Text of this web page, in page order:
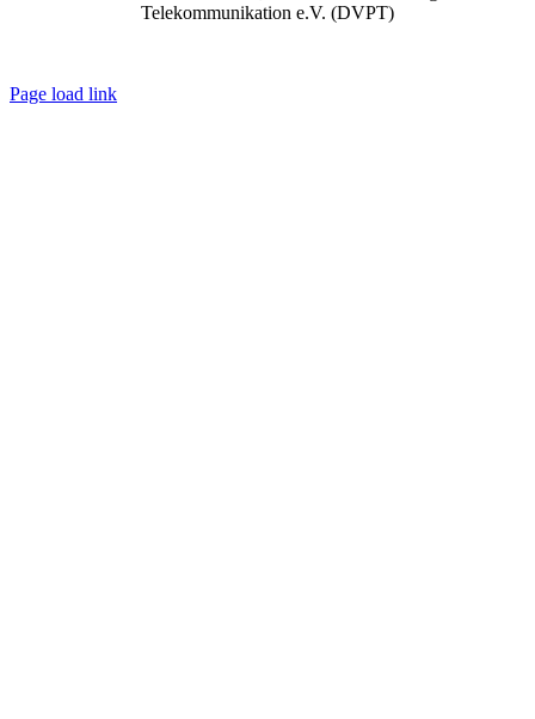
Telekommunikation e.V. (DVPT)
Page load link